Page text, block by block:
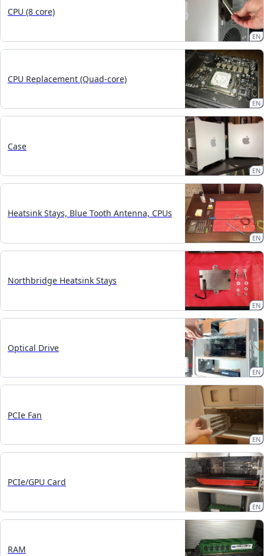
CPU (8 core)
EN
CPU Replacement (Quad-core)
EN
Case
EN
Heatsink Stays, Blue Tooth Antenna, CPUs
EN
Northbridge Heatsink Stays
EN
Optical Drive
EN
PCIe Fan
EN
PCIe/GPU Card
EN
RAM